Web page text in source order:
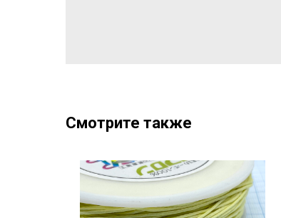
Смотрите также